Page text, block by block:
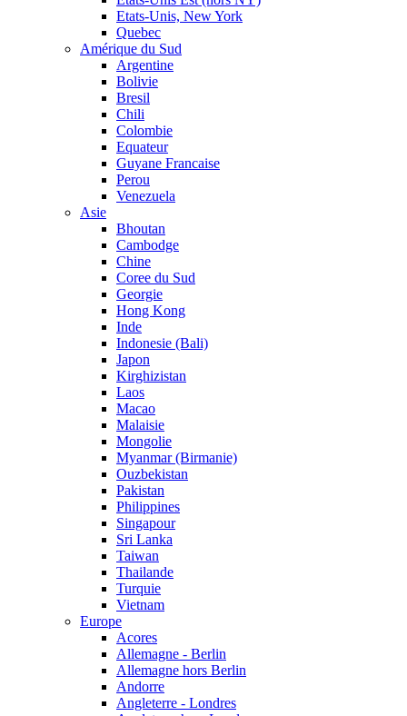
Etats-Unis, New York
Quebec
Amérique du Sud
Argentine
Bolivie
Bresil
Chili
Colombie
Equateur
Guyane Francaise
Perou
Venezuela
Asie
Bhoutan
Cambodge
Chine
Coree du Sud
Georgie
Hong Kong
Inde
Indonesie (Bali)
Japon
Kirghizistan
Laos
Macao
Malaisie
Mongolie
Myanmar (Birmanie)
Ouzbekistan
Pakistan
Philippines
Singapour
Sri Lanka
Taiwan
Thailande
Turquie
Vietnam
Europe
Acores
Allemagne - Berlin
Allemagne hors Berlin
Andorre
Angleterre - Londres